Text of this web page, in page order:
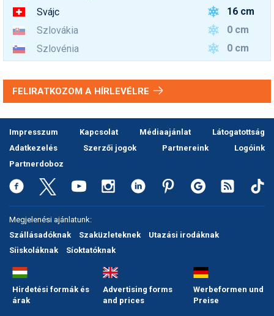
Svájc
16 cm
Szlovákia
0 cm
Szlovénia
0 cm
FELIRATKOZOM A HÍRLEVÉLRE
Impresszum Kapcsolat Médiaajánlat
Látogatottság
Adatkezelés
Szerzői jogok Partnereink
Logóink
Partnerdoboz
Megjelenési ajánlatunk:
Szállásadóknak
Szaküzleteknek
Utazási irodáknak
Síiskoláknak
Síoktatóknak
Hirdetési formák és
árak
Advertising forms
and prices
Werbeformen und
Preise